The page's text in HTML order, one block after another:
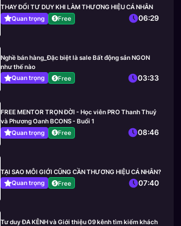
THAY ĐỔI TƯ DUY KHI LÀM THƯƠNG HIỆU CÁ NHÂN
Quan trọng
Free 06:29
Nghề bán hàng_Đặc biệt là sale Bất động sản NGON
như thế nào
Quan trọng
Free 03:33
FREE MENTOR TRỌN ĐỜI - Học viên PRO Thanh Thuỷ
và Phương Oanh BCONS - Buổi 1
Quan trọng
Free 08:46
TẠI SAO MÔI GIỚI CŨNG CẦN THƯƠNG HIỆU CÁ NHÂN?
Quan trọng
Free 07:40
Tư duy ĐA KÊNH và Giới thiệu 09 kênh tìm kiếm khách